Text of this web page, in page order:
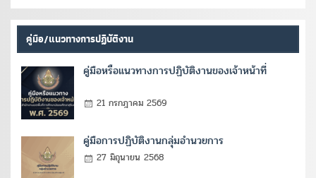
คู่มือ/แนวทางการปฏิบัติงาน
คู่มือหรือแนวทางการปฏิบัติงานของเจ้าหน้าที่
21 กรกฎาคม 2569
คู่มือการปฏิบัติงานกลุ่มอำนวยการ
27 มิถุนายน 2568